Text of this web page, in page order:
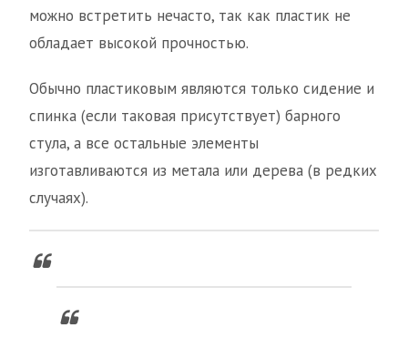
можно встретить нечасто, так как пластик не
обладает высокой прочностью.
Обычно пластиковым являются только сидение и
спинка (если таковая присутствует) барного
стула, а все остальные элементы
изготавливаются из метала или дерева (в редких
случаях).